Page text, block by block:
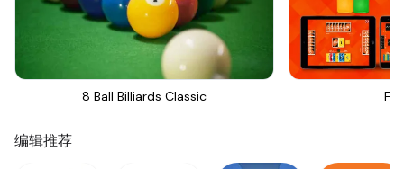
8 Ball Billiards Classic
编辑推荐